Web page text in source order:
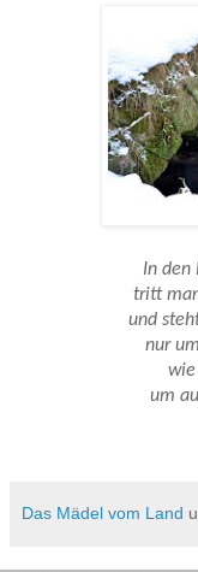
In den
tritt
und
nur
wie
um
Das Mädel vom Land